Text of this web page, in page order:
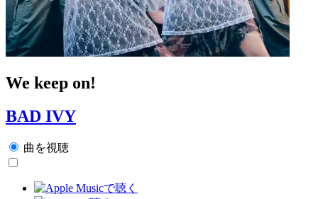
We keep on!
BAD IVY
曲を視聴